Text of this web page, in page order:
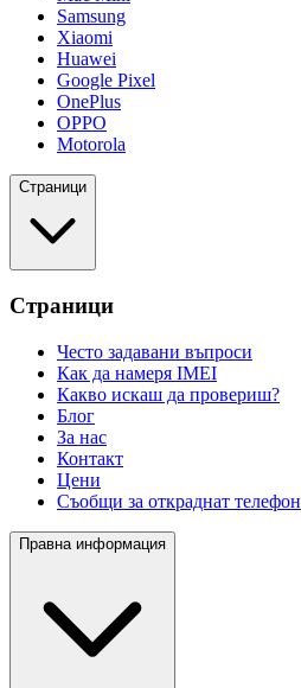
Samsung
Xiaomi
Huawei
Google Pixel
OnePlus
OPPO
Motorola
Страници
Страници
Често задавани въпроси
Как да намеря IMEI
Какво искаш да провериш?
Блог
За нас
Контакт
Цени
Съобщи за откраднат телефон
Правна информация